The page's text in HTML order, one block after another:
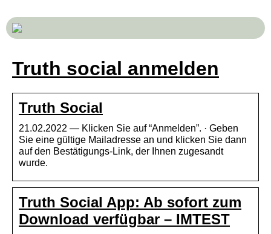
Truth social anmelden
Truth Social
21.02.2022 — Klicken Sie auf “Anmelden”. · Geben
Sie eine gültige Mailadresse an und klicken Sie dann
auf den Bestätigungs-Link, der Ihnen zugesandt
wurde.
Truth Social App: Ab sofort zum
Download verfügbar – IMTEST